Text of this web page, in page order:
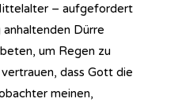
– aufgefordert
Dürre
um Regen zu
dass Gott die
meinen,